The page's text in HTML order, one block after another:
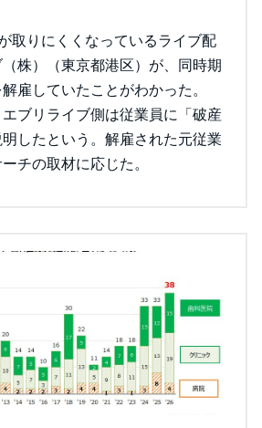
取りにくくなっているライブ配
株）（東京都港区）が、同時期
雇していたことがわかった。
ブリライブ側は従業員に「破産
したという。解雇された元従業
チの取材に応じた。